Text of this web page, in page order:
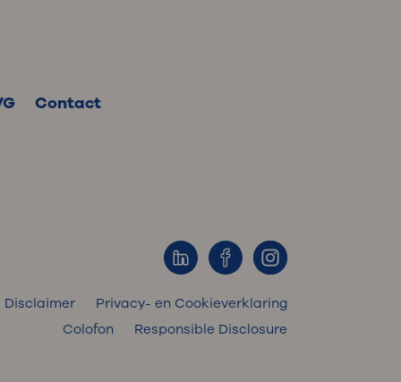
Contact
Disclaimer
Privacy- en Cookieverklaring
Colofon
Responsible Disclosure